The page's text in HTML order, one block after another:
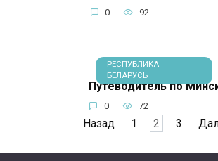
0 92
РЕСПУБЛИКА
БЕЛАРУСЬ
Путеводитель по
0 72
Назад 1 2 3